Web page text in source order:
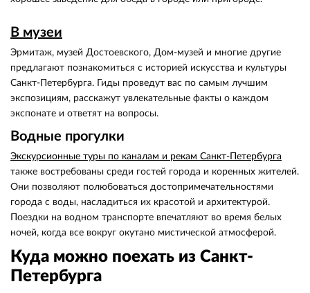
В музеи
Эрмитаж, музей Достоевского, Дом-музей и многие другие
предлагают познакомиться с историей искусства и культуры
Санкт-Петербурга. Гиды проведут вас по самым лучшим
экспозициям, расскажут увлекательные факты о каждом
экспонате и ответят на вопросы.
Водные прогулки
Экскурсионные туры по каналам и рекам Санкт-Петербурга
также востребованы среди гостей города и коренных жителей.
Они позволяют полюбоваться достопримечательностями
города с воды, насладиться их красотой и архитектурой.
Поездки на водном транспорте впечатляют во время белых
ночей, когда все вокруг окутано мистической атмосферой.
Куда можно поехать из Санкт-
Петербурга